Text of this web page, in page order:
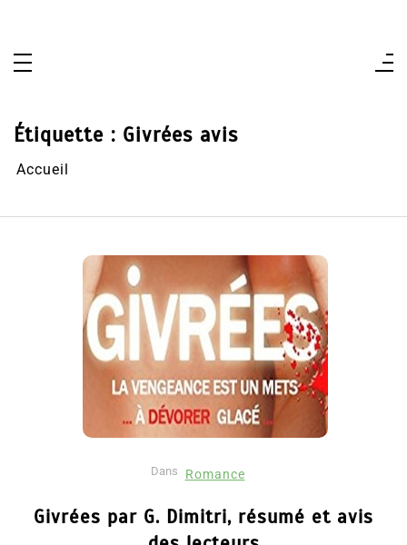
Étiquette : Givrées avis
Accueil
Dans Romance
Givrées par G. Dimitri, résumé et avis